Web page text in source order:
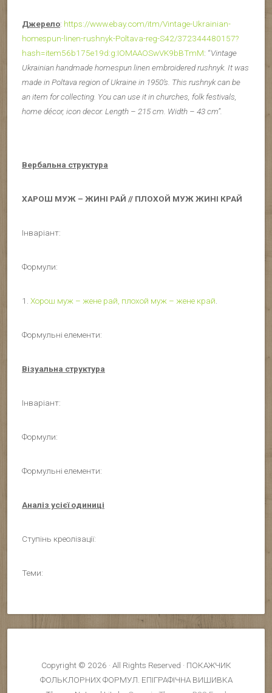
Джерело: https://www.ebay.com/itm/Vintage-Ukrainian-
homespun-linen-rushnyk-Poltava-reg-S42/372344480157?
hash=item56b175e19d:g:IOMAAOSwVK9bBTmM: “Vintage
Ukrainian handmade homespun linen embroidered rushnyk. It was
made in Poltava region of Ukraine in 1950’s. This rushnyk can be
an item for collecting. You can use it in churches, folk festivals,
home décor, icon decor. Length – 215 cm. Width – 43 cm”.
Вербальна структура
ХАРОШ МУЖ – ЖИНІ РАЙ // ПЛОХОЙ МУЖ ЖИНІ КРАЙ
Інваріант:
Формули:
1. Хорош муж – жене рай, плохой муж – жене край
Формульні елементи:
Візуальна структура
Інваріант:
Формули:
Формульні елементи:
Аналіз усієї одиниці
Ступінь креолізації:
Теми:
Copyright © 2026 · All Rights Reserved · ПОКАЖЧИК
ФОЛЬКЛОРНИХ ФОРМУЛ. ЕПІГРАФІЧНА ВИШИВКА